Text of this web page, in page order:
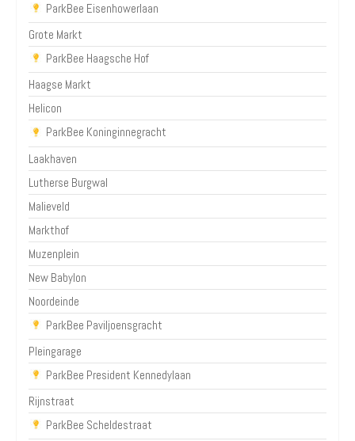
ParkBee Eisenhowerlaan
Grote Markt
ParkBee Haagsche Hof
Haagse Markt
Helicon
ParkBee Koninginnegracht
Laakhaven
Lutherse Burgwal
Malieveld
Markthof
Muzenplein
New Babylon
Noordeinde
ParkBee Paviljoensgracht
Pleingarage
ParkBee President Kennedylaan
Rijnstraat
ParkBee Scheldestraat